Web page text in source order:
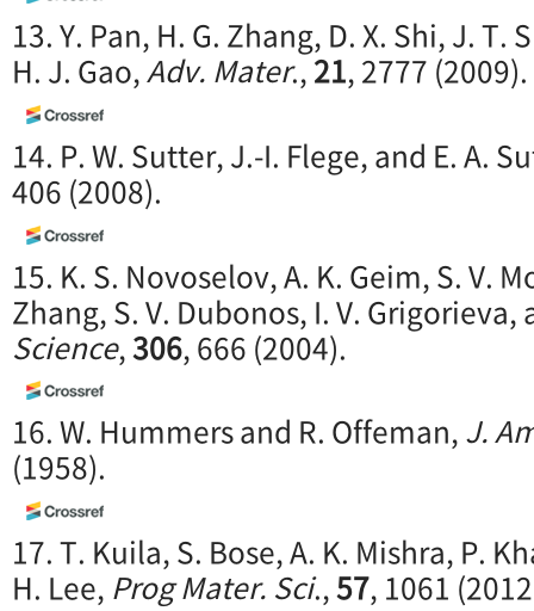
13. Y. Pan, H. G. Zhang, D. X. Shi, J. T.
H. J. Gao,Adv. Mater.,21, 2777 (2009).
14. P. W. Sutter, J.-I. Flege, and E. A.
406 (2008).
15. K. S. Novoselov, A. K. Geim, S. V.
Zhang, S. V. Dubonos, I. V. Grigorieva,
Science,306, 666 (2004).
16. W. Hummers and R. Offeman,J.
(1958).
17. T. Kuila, S. Bose, A. K. Mishra, P.
H. Lee, Prog Mater. Sci.,57, 1061